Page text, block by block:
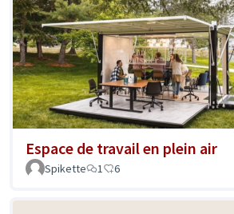
Espace de travail en plein air
Spikette
1 6